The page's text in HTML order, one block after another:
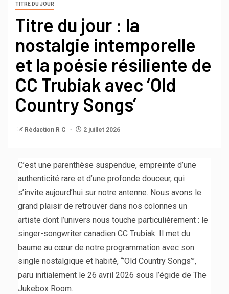
TITRE DU JOUR
Titre du jour : la
nostalgie intemporelle
et la poésie résiliente de
CC Trubiak avec ‘Old
Country Songs’
Rédaction R C 2 juillet 2026
C’est une parenthèse suspendue, empreinte d’une
authenticité rare et d’une profonde douceur, qui
s’invite aujourd’hui sur notre antenne. Nous avons le
grand plaisir de retrouver dans nos colonnes un
artiste dont l’univers nous touche particulièrement : le
singer-songwriter canadien CC Trubiak. Il met du
baume au cœur de notre programmation avec son
single nostalgique et habité, “’Old Country Songs’”,
paru initialement le 26 avril 2026 sous l’égide de The
Jukebox Room.